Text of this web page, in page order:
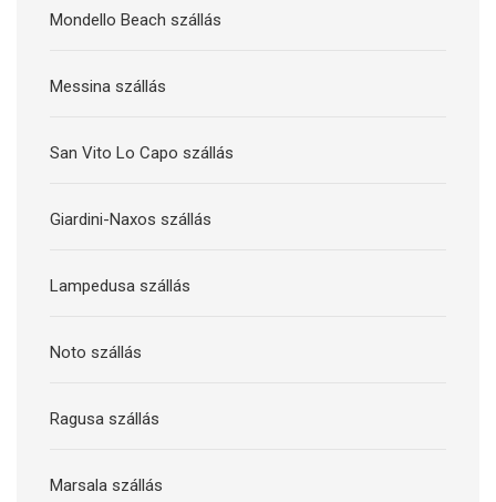
Mondello Beach szállás
Messina szállás
San Vito Lo Capo szállás
Giardini-Naxos szállás
Lampedusa szállás
Noto szállás
Ragusa szállás
Marsala szállás